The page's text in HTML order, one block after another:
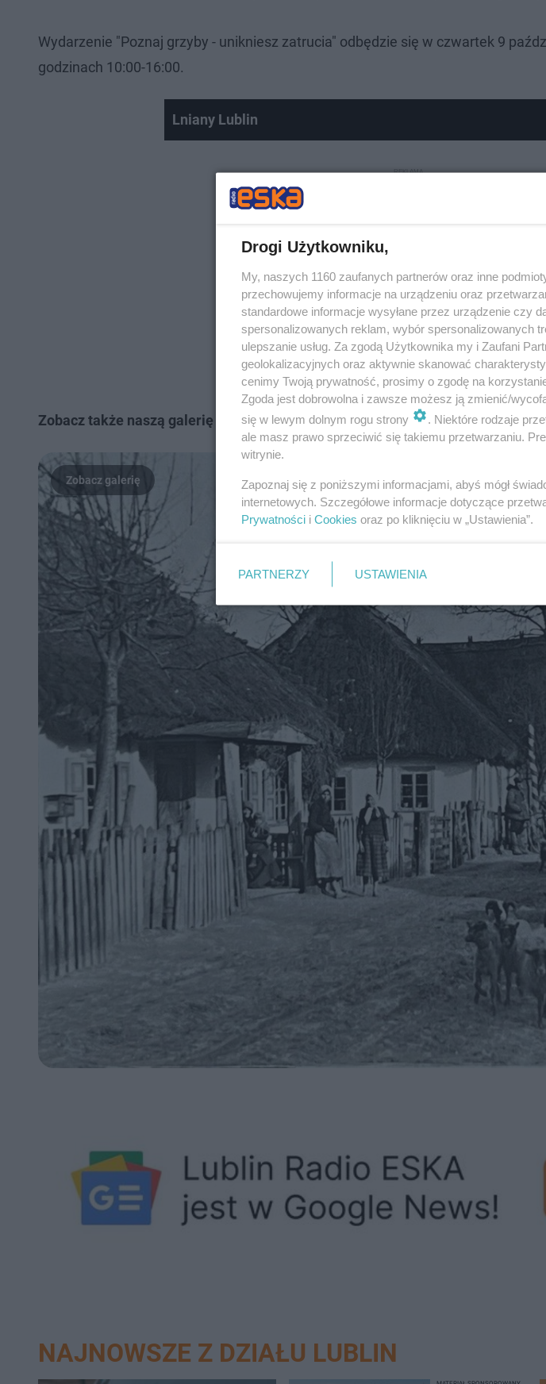
Wydarzenie "Poznaj grzyby - unikniesz zatrucia" odbędzie się w czwartek 9
godzinach 10:00-16:00.
Lniany Lublin
Zobacz także naszą galerię zdjęć:Wsie z woj. lubelskiego sprzed prawie 100
NAJNOWSZE Z DZIAŁU LUBLIN
Drogi Użytkowniku,
My, naszych 1160 zaufanych partnerów oraz inne
przechowujemy informacje na urządzeniu oraz
standardowe informacje wysyłane przez urządzenie czy
spersonalizowanych reklam, wybór spersonalizowanych
ulepszanie usług. Za zgodą Użytkownika my i Zaufani
geolokalizacyjnych oraz aktywnie skanować
cenimy Twoją prywatność, prosimy o zgodę na
Zgoda jest dobrowolna i zawsze możesz ją zmienić/
się w lewym dolnym rogu strony
. Niektóre rodzaje
ale masz prawo sprzeciwić się takiemu przetwarzaniu.
witrynie.
Zapoznaj się z poniższymi informacjami, abyś mógł
internetowych. Szczegółowe informacje dotyczące
Prywatności i Cookies oraz po kliknięciu w „Ustawienia”.
PARTNERZY USTAWIENIA